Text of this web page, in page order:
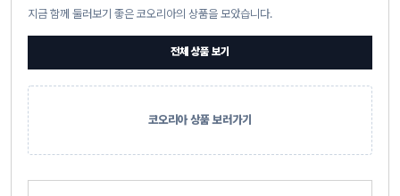
지금 함께 둘러보기 좋은 코오리아의 상품을 모았습니다.
전체 상품 보기
코오리아 상품 보러가기